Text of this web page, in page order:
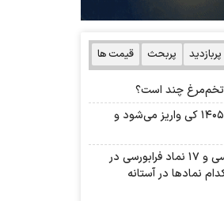
پربازدید پربحث قیمت ها
چند است؟
سود شلعاب ۱۴۰۵ کی واریز می‌شود و
۳۷ نماد بورسی و ۱۷ نماد فرابورسی در
نماد‌ها در آستانه